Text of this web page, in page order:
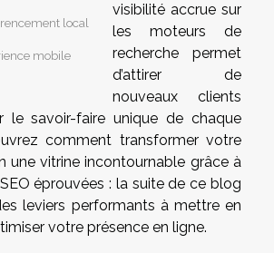
local
mobile
visibilité accrue sur
les moteurs de
recherche permet
d’attirer de
nouveaux clients
le savoir-faire unique de chaque
comment transformer votre
une vitrine incontournable grâce à
éprouvées : la suite de ce blog
leviers performants à mettre en
votre présence en ligne.